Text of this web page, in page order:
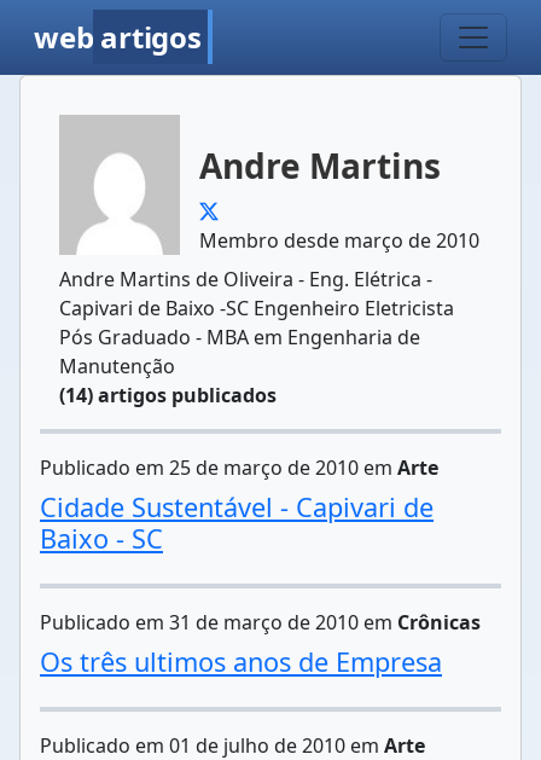
web artigos
Andre Martins
Membro desde março de 2010
Andre Martins de Oliveira - Eng. Elétrica -
Capivari de Baixo -SC Engenheiro Eletricista
Pós Graduado - MBA em Engenharia de
Manutenção
(14) artigos publicados
Publicado em 25 de março de 2010 em Arte
Cidade Sustentável - Capivari de
Baixo - SC
Publicado em 31 de março de 2010 em Crônicas
Os três ultimos anos de Empresa
Publicado em 01 de julho de 2010 em Arte